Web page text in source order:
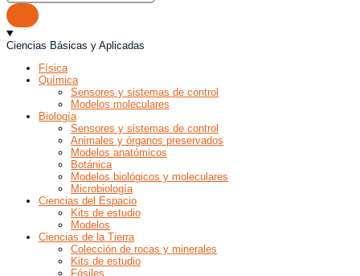
Ciencias Básicas y Aplicadas
Física
Química
Sensores y sistemas de control
Modelos moleculares
Biología
Sensores y sistemas de control
Animales y órganos preservados
Modelos anatómicos
Botánica
Modelos biológicos y moleculares
Microbiología
Ciencias del Espacio
Kits de estudio
Modelos
Ciencias de la Tierra
Colección de rocas y minerales
Kits de estudio
Fósiles